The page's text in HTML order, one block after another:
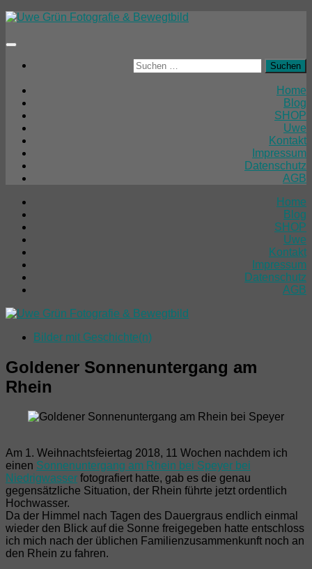
Unter
Inhalt
Suchen
nach:
Home
Blog
SHOP
Uwe
Kontakt
Impressum
Datenschutz
AGB
Home
Blog
SHOP
Uwe
Kontakt
Impressum
Datenschutz
AGB
Bilder mit Geschichte(n)
Goldener Sonnenuntergang am
Rhein
Am 1. Weihnachtsfeiertag 2018, 11 Wochen nachdem ich
einen Sonnenuntergang am Rhein bei Speyer bei
Niedrigwasser fotografiert hatte, gab es die genau
gegensätzliche Situation, der Rhein führte jetzt ordentlich
Hochwasser.
Da der Himmel nach Tagen des Dauergraus endlich einmal
wieder den Blick auf die Sonne freigegeben hatte entschloss
ich mich nach der üblichen Familienzusammenkunft noch an
den Rhein zu fahren.